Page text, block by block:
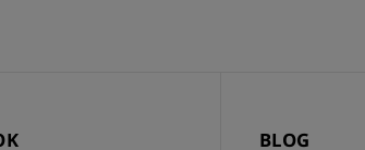
BLOG